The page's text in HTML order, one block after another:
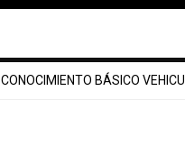
CONOCIMIENTO BÁSICO